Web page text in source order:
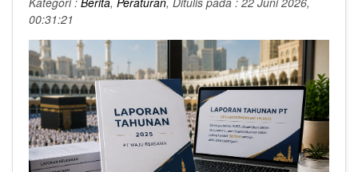
00:31:21